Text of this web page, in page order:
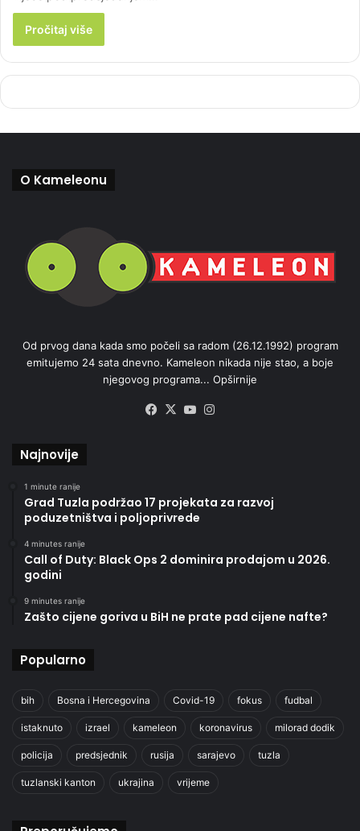
Pročitaj više
O Kameleonu
Od prvog dana kada smo počeli sa radom (26.12.1992) program
emitujemo 24 sata dnevno. Kameleon nikada nije stao, a boje
njegovog programa... Opširnije
Facebook
X YouTube
Najnovije
1 minute ranije
Grad Tuzla podržao 17 projekata za razvoj
poduzetništva i poljoprivrede
4 minutes ranije
Call of Duty: Black Ops 2 dominira prodajom u 2026.
godini
9 minutes ranije
Zašto cijene goriva u BiH ne prate pad cijene nafte?
Popularno
bih Bosna i Hercegovina Covid-19 fokus fudbal
istaknuto izrael kameleon koronavirus milorad dodik
policija predsjednik rusija sarajevo tuzla
tuzlanski kanton ukrajina vrijeme